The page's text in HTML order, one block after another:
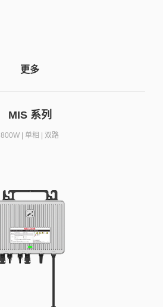
更多
MIS 系列
800W | 单相 | 双路